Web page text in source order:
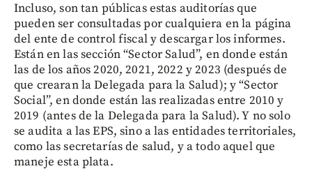
Incluso, son tan públicas estas auditorías que
pueden ser consultadas por cualquiera en la página
del ente de control fiscal y descargar los informes.
Están en las sección “Sector Salud”, en donde están
las de los años 2020, 2021, 2022 y 2023 (después de
que crearan la Delegada para la Salud); y “Sector
Social”, en donde están las realizadas entre 2010 y
2019 (antes de la Delegada para la Salud). Y no solo
se audita a las EPS, sino a las entidades territoriales,
como las secretarías de salud, y a todo aquel que
maneje esta plata.